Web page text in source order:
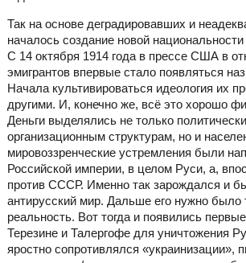
Так на основе деградировавших и
началось создание новой национальности
С 14 октября 1914 года в прессе США в
эмигрантов впервые стало появляться
Начала культивироваться идеология их
другими. И, конечно же, всё это хорошо
Деньги выделялись не только
организационным структурам, но и
мировоззренческие устремления были
Российской империи, в целом Руси, а,
против СССР. Именно так зарождался и
антирусский мир. Дальше его нужно было
реальность. Вот тогда и появились
Терезине и Талергофе для уничтожения
яростно сопротивлялся «украинизации»,